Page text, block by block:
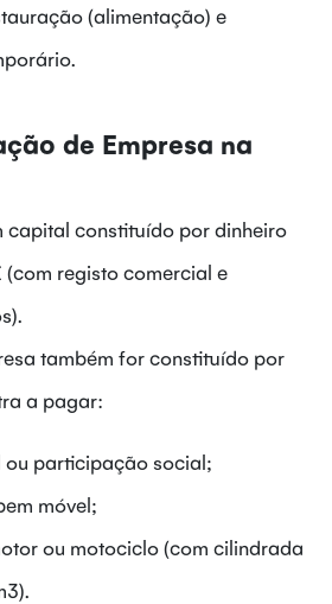
(alimentação) e
de Empresa na
capital constituído por dinheiro
registo comercial e
também for constituído por
a pagar:
ou participação social;
móvel;
ou motociclo (com cilindrada